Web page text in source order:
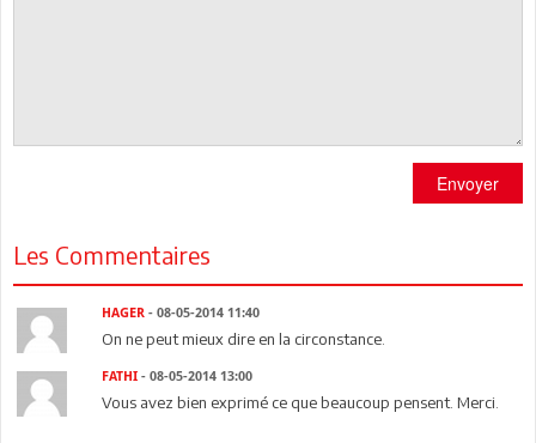
Envoyer
Les Commentaires
HAGER - 08-05-2014 11:40
On ne peut mieux dire en la circonstance.
FATHI - 08-05-2014 13:00
Vous avez bien exprimé ce que beaucoup pensent. Merci.